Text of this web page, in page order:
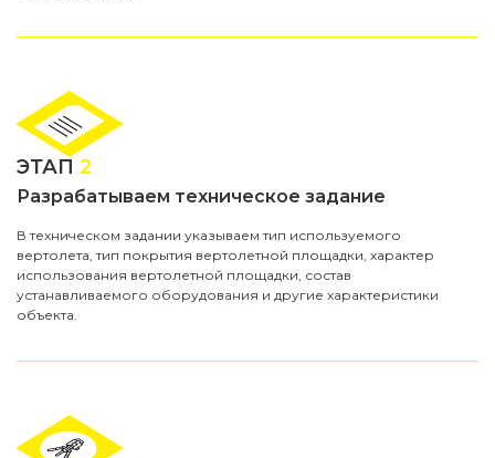
ЭТАП 2
Разрабатываем техническое задание
В техническом задании указываем тип используемого
вертолета, тип покрытия вертолетной площадки, характер
использования вертолетной площадки, состав
устанавливаемого оборудования и другие характеристики
объекта.